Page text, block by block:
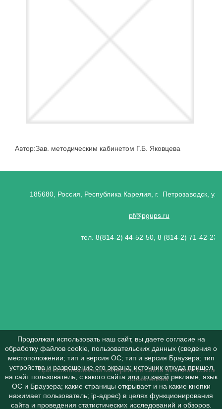
Автор:Зав. методическим кабинетом Г.Б. Яковцева
185680, Россия, Республика Карелия, г. Петрозаводск,
pf@pgups.ru
тел. 8(814-2) 44-52-50, 8 (814-2) 71-42-23
При использовании материалов сайта активная ссылка
обязательна.
Продолжая использовать наш сайт, вы даете согласие на
обработку файлов cookie, пользовательских данных (сведения о
местоположении; тип и версия ОС; тип и версия Браузера; тип
устройства и разрешение его экрана; источник откуда пришел
на сайт пользователь; с какого сайта или по какой рекламе; язык
ОС и Браузера; какие страницы открывает и на какие кнопки
нажимает пользователь; ip-адрес) в целях функционирования
сайта и проведения статистических исследований и обзоров.